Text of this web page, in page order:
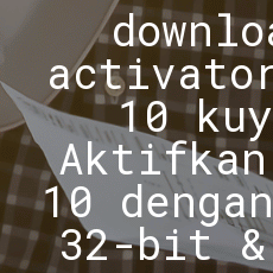
10
Aktifkan
10
32-bit